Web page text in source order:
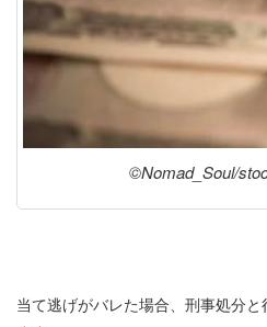
©Nomad_Soul/
当て逃げがバレた場合、刑事処分